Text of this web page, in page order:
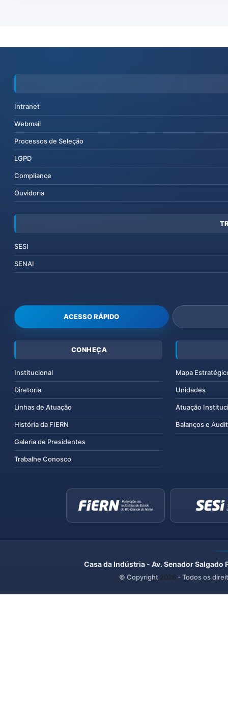
Intranet
Webmail
Processos de Seleção
LGPD
Compliance
Ouvidoria
SESI
SENAI
ACESSO RÁPIDO
CONHEÇA
Institucional
Diretoria
Linhas de Atuação
História da FIERN
Galeria de Presidentes
Trabalhe Conosco
Mapa
Unidades
Atuação
Balanços e
Casa da Indústria - Av. Senador
© Copyright 2026 - Todos os